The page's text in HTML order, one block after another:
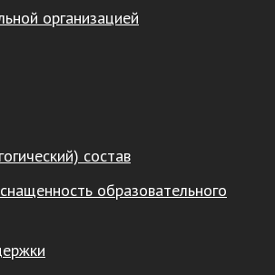
организацией
состав
образовательного